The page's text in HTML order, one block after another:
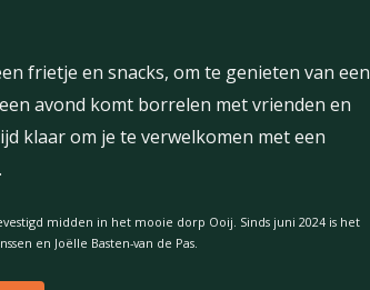
frietje en snacks, om te genieten van een
een avond komt borrelen metvrienden en
klaarom je te verwelkomen meteen
midden in het mooie dorp Ooij. Sinds juni 2024 is het
en Joëlle Basten-van de Pas.